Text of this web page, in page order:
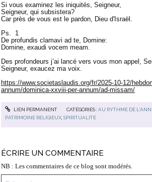
Si vous examinez les iniquités, Seigneur,
Seigneur, qui subsistera?
Car près de vous est le pardon, Dieu d'Israël.
Ps. 1
De profundis clamavi ad te, Domine:
Domine, exaudi vocem meam.
Des profondeurs j’ai lancé vers vous mon appel,
Seigneur, exaucez ma voix.
https://www.societaslaudis.org/fr/2025-10-12/
annum/dominica-xxviii-per-annum/ad-missam/
LIEN PERMANENT CATÉGORIES :AU RYTHME DE
PATRIMOINE RELIGIEUX ,SPIRITUALITÉ
ÉCRIRE UN COMMENTAIRE
NB : Les commentaires de ce blog sont modérés.